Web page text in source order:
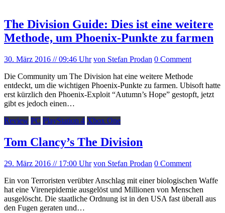
The Division Guide: Dies ist eine weitere
Methode, um Phoenix-Punkte zu farmen
30. März 2016 // 09:46 Uhr von Stefan Prodan 0 Comment
Die Community um The Division hat eine weitere Methode
entdeckt, um die wichtigen Phoenix-Punkte zu farmen. Ubisoft hatte
erst kürzlich den Phoenix-Exploit “Autumn’s Hope” gestopft, jetzt
gibt es jedoch einen…
Review PC PlayStation 4 Xbox One
Tom Clancy’s The Division
29. März 2016 // 17:00 Uhr von Stefan Prodan 0 Comment
Ein von Terroristen verübter Anschlag mit einer biologischen Waffe
hat eine Virenepidemie ausgelöst und Millionen von Menschen
ausgelöscht. Die staatliche Ordnung ist in den USA fast überall aus
den Fugen geraten und…